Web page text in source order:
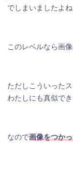
でしまいましたよね
このレベルなら画
ただしこういった
わたしにも真似でき
なので画像をつか